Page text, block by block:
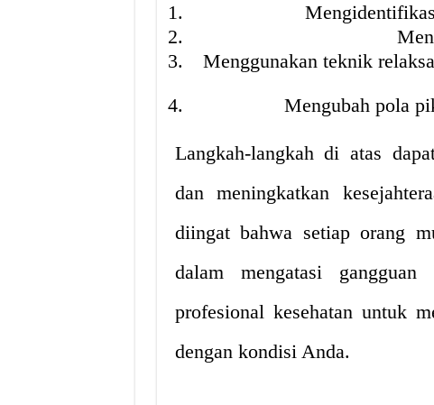
Menggunakan teknik
Mengubah pola
Langkah-langkah di atas
dan meningkatkan
diingat bahwa setiap orang
dalam mengatasi gangguan
profesional kesehatan untuk
dengan kondisi Anda.